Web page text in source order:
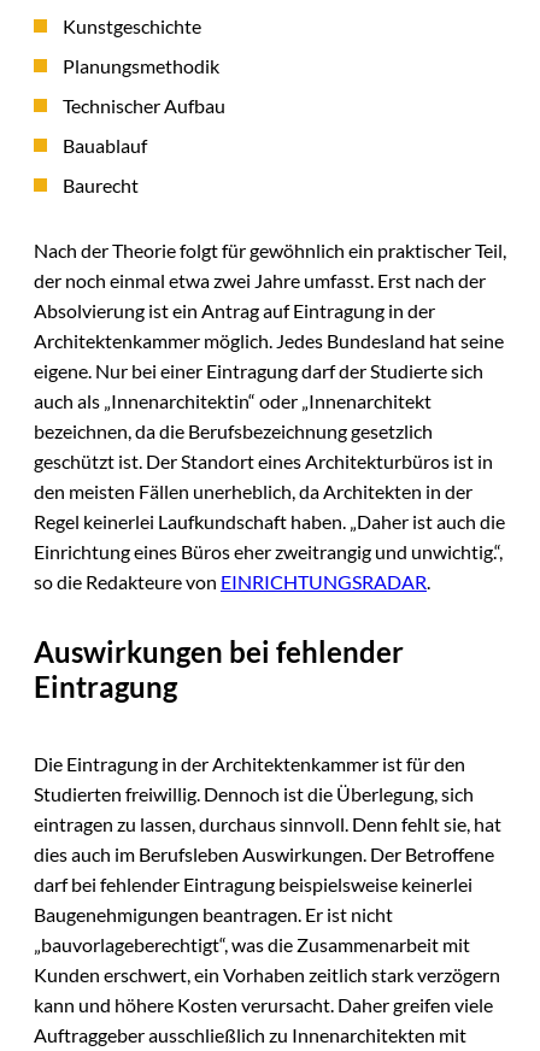
Kunstgeschichte
Planungsmethodik
Technischer Aufbau
Bauablauf
Baurecht
Nach der Theorie folgt für gewöhnlich ein praktischer Teil,
der noch einmal etwa zwei Jahre umfasst. Erst nach der
Absolvierung ist ein Antrag auf Eintragung in der
Architektenkammer möglich. Jedes Bundesland hat seine
eigene. Nur bei einer Eintragung darf der Studierte sich
auch als „Innenarchitektin“ oder „Innenarchitekt
bezeichnen, da die Berufsbezeichnung gesetzlich
geschützt ist. Der Standort eines Architekturbüros ist in
den meisten Fällen unerheblich, da Architekten in der
Regel keinerlei Laufkundschaft haben. „Daher ist auch die
Einrichtung eines Büros eher zweitrangig und unwichtig.“,
so die Redakteure von EINRICHTUNGSRADAR.
Auswirkungen bei fehlender
Eintragung
Die Eintragung in der Architektenkammer ist für den
Studierten freiwillig. Dennoch ist die Überlegung, sich
eintragen zu lassen, durchaus sinnvoll. Denn fehlt sie, hat
dies auch im Berufsleben Auswirkungen. Der Betroffene
darf bei fehlender Eintragung beispielsweise keinerlei
Baugenehmigungen beantragen. Er ist nicht
„bauvorlageberechtigt“, was die Zusammenarbeit mit
Kunden erschwert, ein Vorhaben zeitlich stark verzögern
kann und höhere Kosten verursacht. Daher greifen viele
Auftraggeber ausschließlich zu Innenarchitekten mit